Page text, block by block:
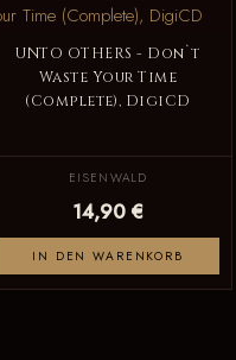
UNTO OTHERS - Don`t
Waste Your Time
(Complete), DigiCD
EISENWALD
14,90 €
IN DEN WARENKORB